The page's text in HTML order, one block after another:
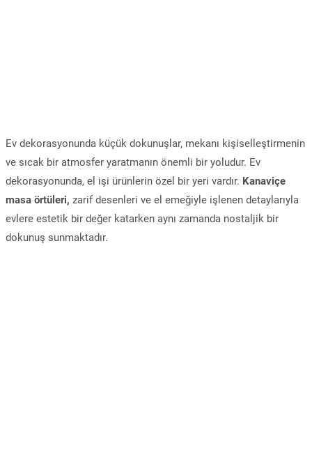
Ev dekorasyonunda küçük dokunuşlar, mekanı kişiselleştirmenin
ve sıcak bir atmosfer yaratmanın önemli bir yoludur. Ev
dekorasyonunda, el işi ürünlerin özel bir yeri vardır. Kanaviçe
masa örtüleri, zarif desenleri ve el emeğiyle işlenen detaylarıyla
evlere estetik bir değer katarken aynı zamanda nostaljik bir
dokunuş sunmaktadır.